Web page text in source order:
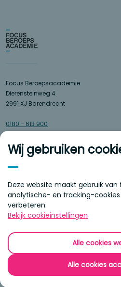
Wij gebruiken
Deze website maakt gebruik
analytische- en tracking-
verbeteren.
Bekijk cookieinstellingen
Alle cookies
Alle cookies
Focus Beroepsacademie
Dierensteinweg 4
2991 XJ Barendrecht
0180 - 613 900
info@focusberoepsacademie.nl
Ga verder
Organisatie
Over onze school
Agenda
Contact
Profielen